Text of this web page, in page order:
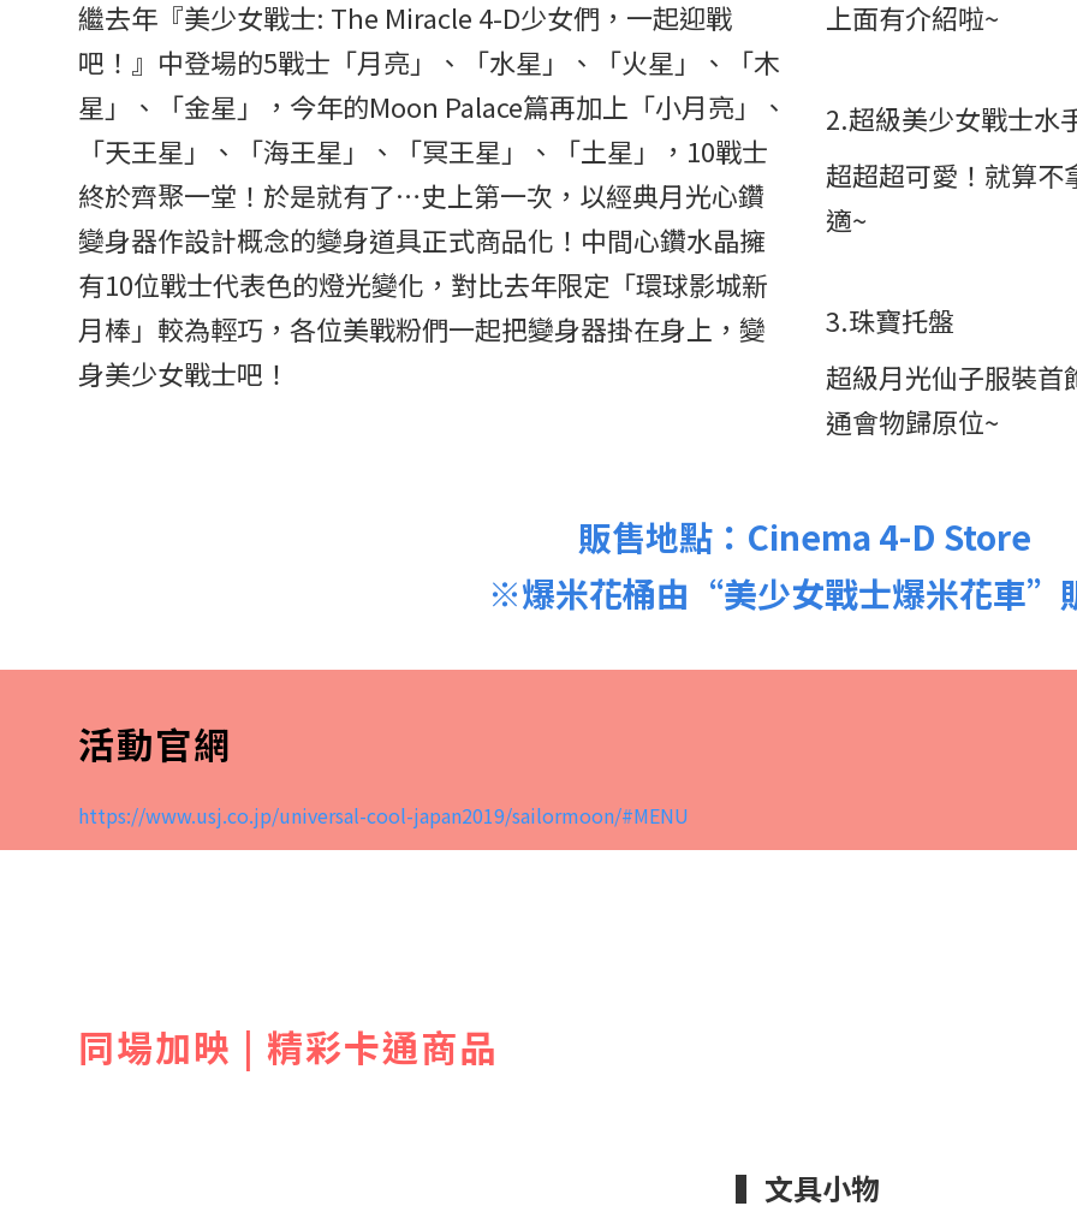
繼去年『美少女戰士: The Miracle 4-D少女們，一起迎戰
吧！』中登場的5戰士「月亮」、「水星」、「火星」、「木
星」、「金星」，今年的Moon Palace篇再加上「小月亮」、
「天王星」、「海王星」、「冥王星」、「土星」，10戰士
終於齊聚一堂！於是就有了…史上第一次，以經典月光心鑽
變身器作設計概念的變身道具正式商品化！中間心鑽水晶擁
有10位戰士代表色的燈光變化，對比去年限定「環球影城新
月棒」較為輕巧，各位美戰粉們一起把變身器掛在身上，變
身美少女戰士吧！
上面有介紹啦~
2.超級美少女戰士水
超超超可愛！就算不
適~
3.珠寶托盤
超級月光仙子服裝首
通會物歸原位~
販售地點：Cinema 4-D Store
※爆米花桶由“美少女戰士爆米花車”
活動官網
https://www.usj.co.jp/universal-cool-japan2019/sailormoon/#MENU
同場加映 | 精彩卡通商品
▍文具小物